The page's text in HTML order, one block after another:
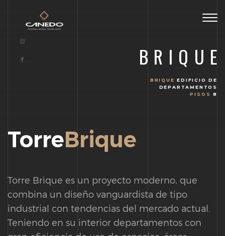
BRIQUE
BRIQUE EDIFICIO DE
DEPARTAMENTOS
PISOS
8
TorreBrique
Torre Brique es un proyecto moderno, que
combina un diseño vanguardista de tipo
industrial con tendencias del mercado actual.
Teniendo en su interior departamentos con